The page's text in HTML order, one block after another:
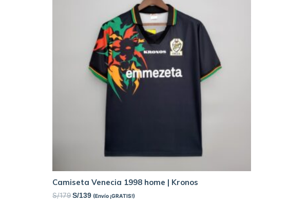
Camiseta Venecia 1998 home | Kronos
S/179 S/139 (Envío ¡GRATIS!)